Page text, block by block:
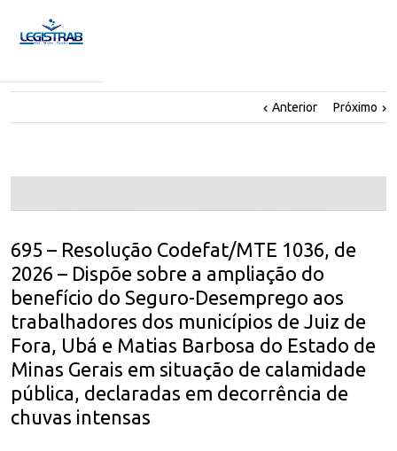
Anterior Próximo
695 – Resolução Codefat/MTE 1036, de
2026 – Dispõe sobre a ampliação do
benefício do Seguro-Desemprego aos
trabalhadores dos municípios de Juiz de
Fora, Ubá e Matias Barbosa do Estado de
Minas Gerais em situação de calamidade
pública, declaradas em decorrência de
chuvas intensas